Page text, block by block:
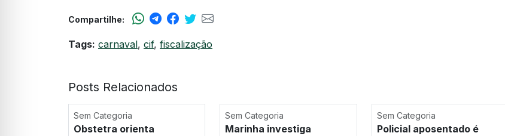
Compartilhe:
Tags: carnaval, cif, fiscalização
Posts Relacionados
Sem Categoria
Obstetra orienta
Sem Categoria
Marinha investiga
Sem Categoria
Policial aposentado é